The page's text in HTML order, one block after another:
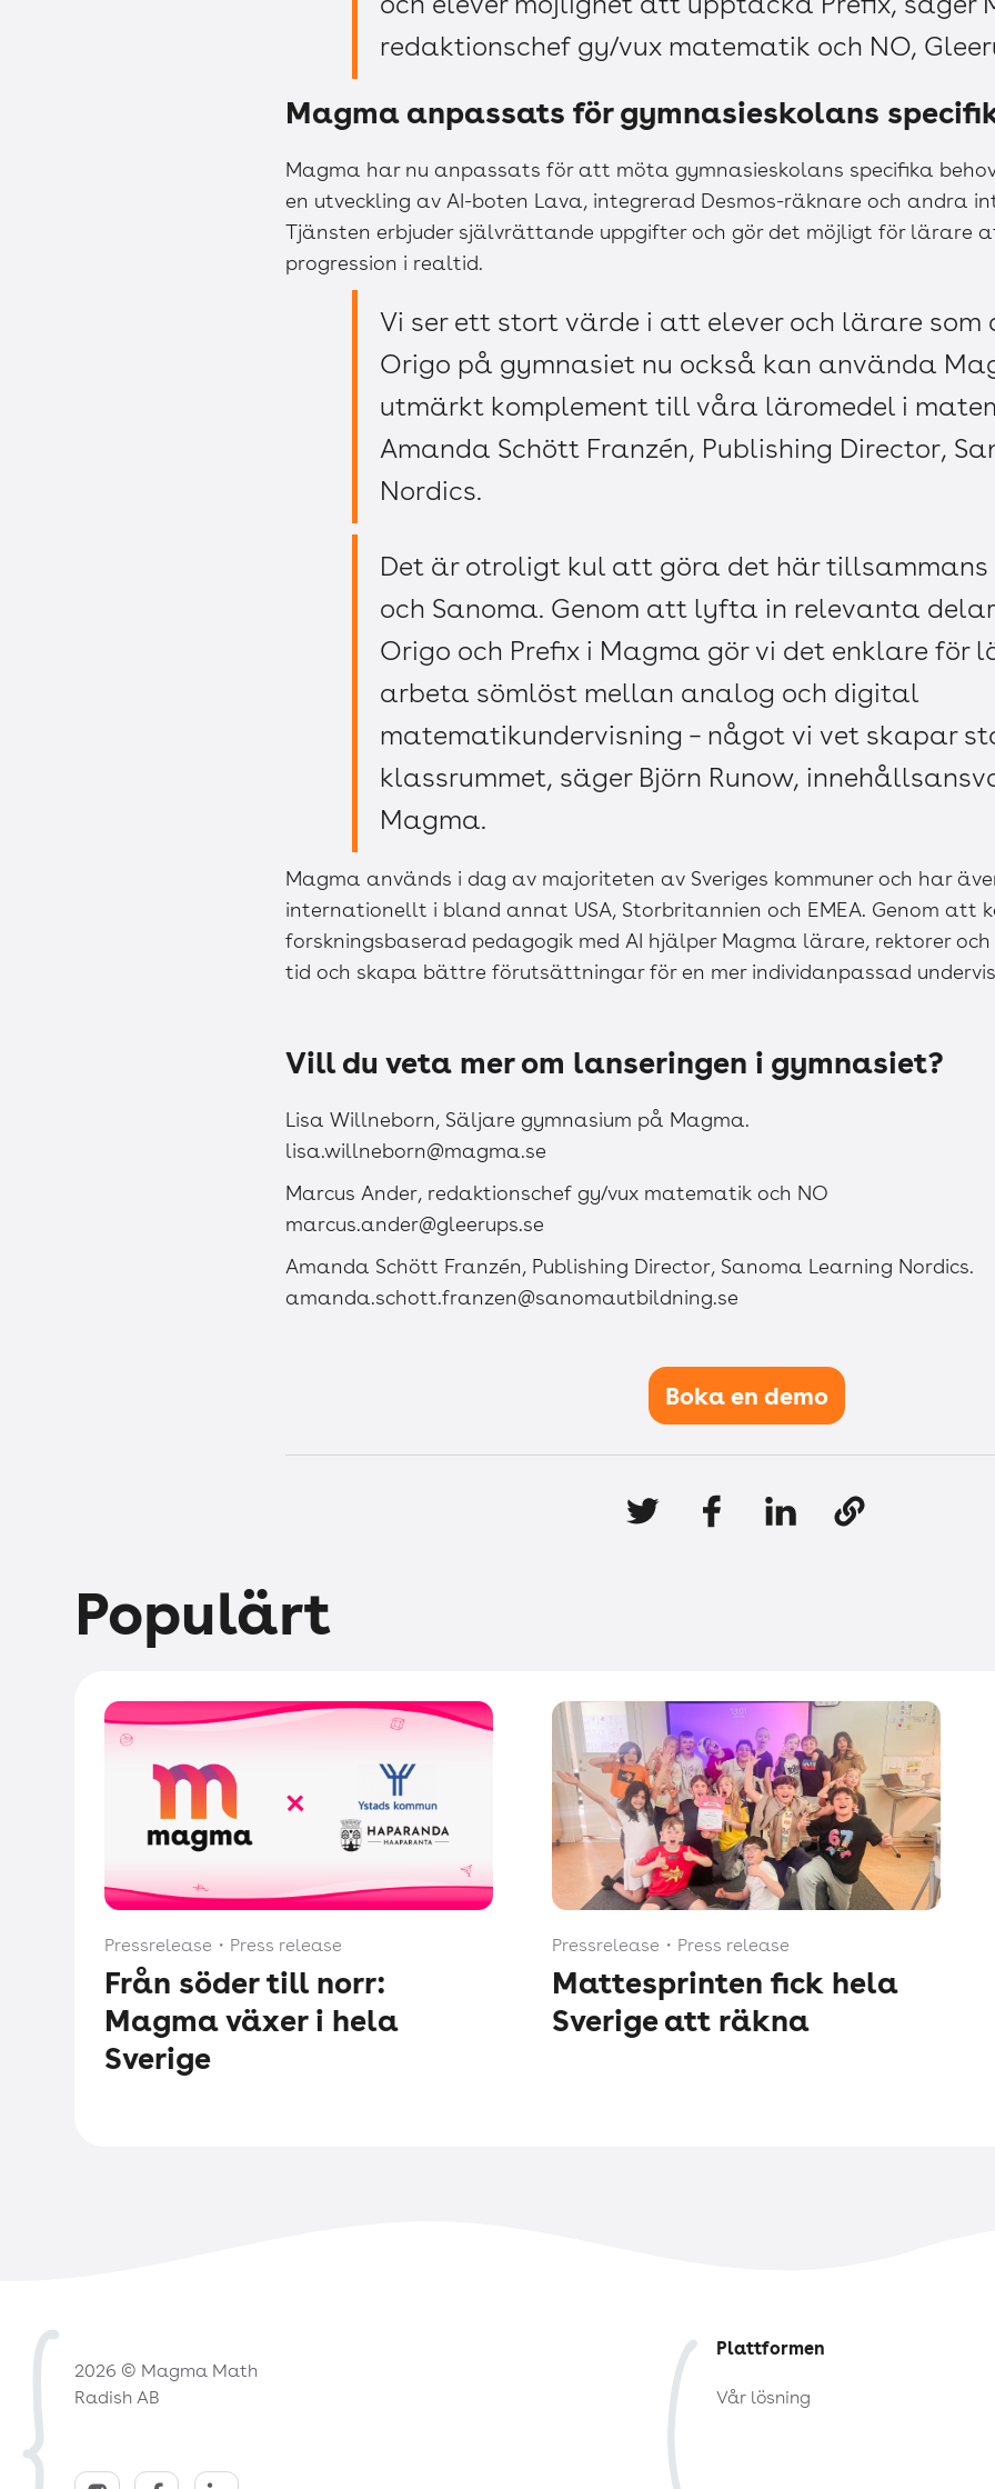
redaktionschef gy/vux matematik och NO,
Magma anpassats för gymnasieskolans
Magma har nu anpassats för att möta gymnasieskolans specifika
en utveckling av AI-boten Lava, integrerad Desmos-räknare och andra
Tjänsten erbjuder självrättande uppgifter och gör det möjligt för lärare
progression i realtid.
Vi ser ett stort värde i att elever och lärare som
Origo på gymnasiet nu också kan använda
utmärkt komplement till våra läromedel i
Amanda Schött Franzén, Publishing Director,
Nordics.
Det är otroligt kul att göra det här tillsammans
och Sanoma. Genom att lyfta in relevanta
Origo och Prefix i Magma gör vi det enklare för
arbeta sömlöst mellan analog och digital
matematikundervisning – något vi vet skapar
klassrummet, säger Björn Runow,
Magma.
Magma används i dag av majoriteten av Sveriges kommuner och har
internationellt i bland annat USA, Storbritannien och EMEA. Genom att
forskningsbaserad pedagogik med AI hjälper Magma lärare, rektorer
tid och skapa bättre förutsättningar för en mer individanpassad
Vill du veta mer om lanseringen i gymnasiet?
Lisa Willneborn, Säljare gymnasium på Magma.
lisa.willneborn@magma.se
Marcus Ander, redaktionschef gy/vux matematik och NO
marcus.ander@gleerups.se
Amanda Schött Franzén, Publishing Director, Sanoma Learning Nordics.
amanda.schott.franzen@sanomautbildning.se
Boka en demo
Populärt
Pressrelease ・ Press release
Från söder till norr:
Magma växer i hela
Sverige
Pressrelease ・ Press release
Mattesprinten fick hela
Sverige att räkna
2026 © Magma Math
Radish AB
Plattformen
Vår lösning